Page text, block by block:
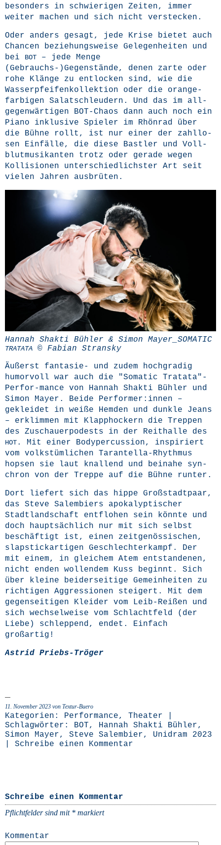
beson­ders in schwie­ri­gen Zei­ten, immer
wei­ter machen und sich nicht verstecken.
Oder anders gesagt, jede Kri­se bie­tet auch
Chan­cen bezie­hungs­wei­se Gele­gen­hei­ten und
bei
BOT – jede Men­ge
(Gebrauchs-)Gegenstände, denen zar­te oder
rohe Klän­ge zu ent­lo­cken sind, wie die
Was­ser­pfei­fen­kol­lek­ti­on oder die oran­ge­
far­bi­gen Salat­schleu­dern. Und das im all­
ge­gen­wär­ti­gen BOT-Cha­os dann auch noch ein
Pia­no inklu­si­ve Spie­ler im Rhön­rad über
die Büh­ne rollt, ist nur einer der zahl­lo­
sen Ein­fäl­le, die die­se Bast­ler und Voll­
blut­mu­si­kan­ten trotz oder gera­de wegen
Kol­li­sio­nen unter­schied­lichs­ter Art seit
vie­len Jah­ren ausbrüten.
Han­nah Shak­ti Büh­ler & Simon Mayer_SOMATIC
TRATATA © Fabi­an Stransky
Äußerst fan­ta­sie- und zudem hoch­gra­dig
humor­voll war auch die "Soma­tic Tratata"-
Perfor-mance von Han­nah Shak­ti Büh­ler und
Simon May­er. Bei­de Performer:innen –
geklei­det in wei­ße Hem­den und dunk­le Jeans
– erklim­men mit Klapp­ho­ckern die Trep­pen
des Zuschau­er­po­dests in der Reit­hal­le des
HOT. Mit einer Body­per­cus­sion, inspi­riert
vom volks­tüm­li­chen Taran­tel­la-Rhyth­mus
hop­sen sie laut knal­lend und bei­na­he syn­
chron von der Trep­pe auf die Büh­ne runter.
Dort lie­fert sich das hip­pe Groß­stadt­paar,
das Ste­ve Salem­biers apo­ka­lyp­ti­scher
Stadt­land­schaft ent­flo­hen sein könn­te und
doch haupt­säch­lich nur mit sich selbst
beschäf­tigt ist, einen zeit­ge­nös­si­schen,
slap­stick­ar­ti­gen Geschlech­ter­kampf. Der
mit einem, in glei­chem Atem ent­stan­de­nen,
nicht enden wol­len­dem Kuss beginnt. Sich
über klei­ne bei­der­sei­ti­ge Gemein­hei­ten zu
rich­ti­gen Aggres­sio­nen stei­gert. Mit dem
gegen­sei­ti­gen Klei­der vom Leib-Rei­ßen und
sich wech­sel­wei­se vom Schlacht­feld (der
Lie­be) schlep­pend, endet. Ein­fach
großartig!
Astrid Priebs-Trö­ger
11. November 2023 von Textur-Buero
Kategorien: Performance, Theater
Schlagwörter: BOT, Hannah Shakti Bühler,
Simon Mayer, Steve Salembier, Unidram 2023
Schreibe einen Kommentar
Schreibe einen Kommentar
Pflichtfelder sind mit * markiert
Kommentar